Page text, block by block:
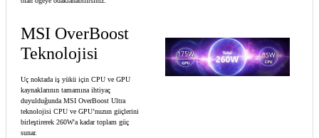
MSI OverBoost
Teknolojisi
Uç noktada iş yükü için CPU ve GPU
kaynaklarının tamamına ihtiyaç
duyulduğunda MSI OverBoost Ultra
teknolojisi CPU ve GPU’nuzun güçlerini
birleştirerek 260W'a kadar toplam güç
sunar.